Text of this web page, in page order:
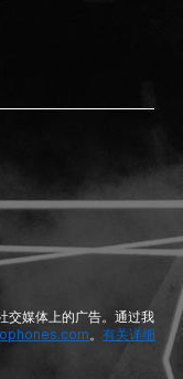
交媒体上的广告。通过我
。 有关详细